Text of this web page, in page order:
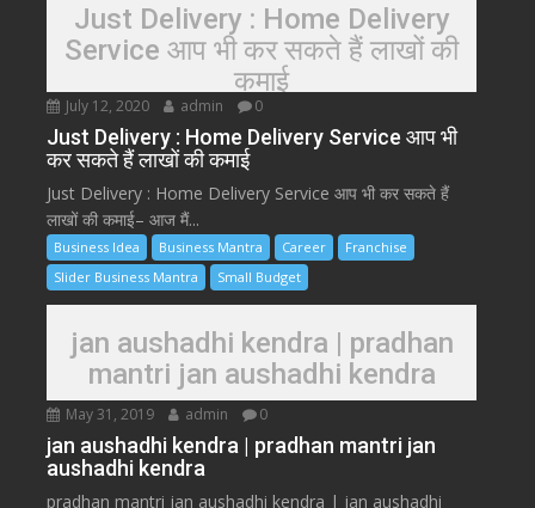
Just Delivery : Home Delivery
Service आप भी कर सकते हैं लाखों की
कमाई
July 12, 2020 admin 0
Just Delivery : Home Delivery Service आप भी
कर सकते हैं लाखों की कमाई
Just Delivery : Home Delivery Service आप भी कर सकते हैं
लाखों की कमाई– आज मैं...
Business Idea Business Mantra Career
Franchise
Slider Business Mantra
Small Budget
jan aushadhi kendra | pradhan
mantri jan aushadhi kendra
May 31, 2019 admin 0
jan aushadhi kendra | pradhan mantri jan
aushadhi kendra
pradhan mantri jan aushadhi kendra | jan aushadhi